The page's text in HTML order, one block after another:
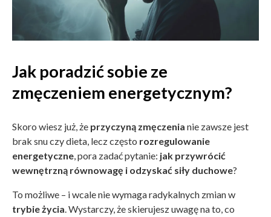
Jak poradzić sobie ze
zmęczeniem energetycznym?
Skoro wiesz już, że przyczyną zmęczenia nie zawsze jest
brak snu czy dieta, lecz często rozregulowanie
energetyczne, pora zadać pytanie: jak przywrócić
wewnętrzną równowagę i odzyskać siły duchowe?
To możliwe – i wcale nie wymaga radykalnych zmian w
trybie życia. Wystarczy, że skierujesz uwagę na to, co